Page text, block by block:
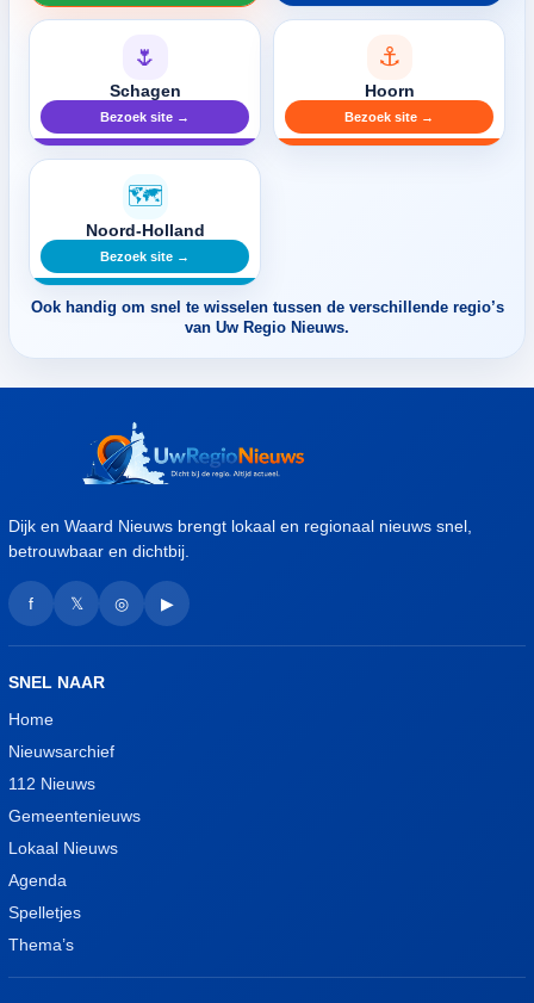
🌷
Schagen
Bezoek site →
⚓
Hoorn
Bezoek site →
🗺️
Noord-Holland
Bezoek site →
Ook handig om snel te wisselen tussen de verschillende regio’s
van Uw Regio Nieuws.
Dijk en Waard Nieuws brengt lokaal en regionaal nieuws snel,
betrouwbaar en dichtbij.
f 𝕏 ◎ ▶
SNEL NAAR
Home
Nieuwsarchief
112 Nieuws
Gemeentenieuws
Lokaal Nieuws
Agenda
Spelletjes
Thema’s